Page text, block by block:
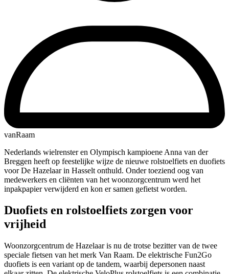
vanRaam
Nederlands wielrenster en Olympisch kampioene Anna van der
Breggen heeft op feestelijke wijze de nieuwe rolstoelfiets en duofiets
voor De Hazelaar in Hasselt onthuld. Onder toeziend oog van
medewerkers en cliënten van het woonzorgcentrum werd het
inpakpapier verwijderd en kon er samen gefietst worden.
Duofiets en rolstoelfiets zorgen voor
vrijheid
Woonzorgcentrum de Hazelaar is nu de trotse bezitter van de twee
speciale fietsen van het merk Van Raam. De elektrische Fun2Go
duofiets is een variant op de tandem, waarbij depersonen naast